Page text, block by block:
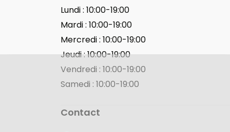
Lundi : 10:00-19:00
Mardi : 10:00-19:00
Mercredi : 10:00-19:00
Jeudi :10:00-19:00
Vendredi : 10:00-19:00
Samedi : 10:00-19:00
Contact